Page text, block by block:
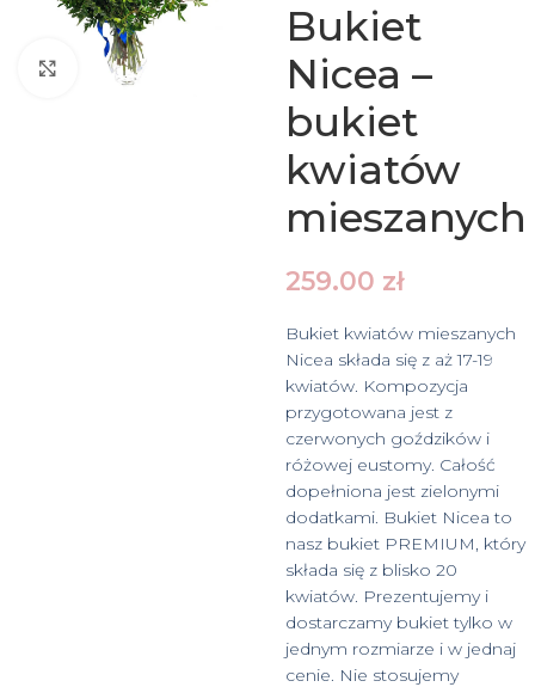
Click to enlarge
Bukiet
Nicea –
bukiet
kwiatów
mieszanych
259.00 zł
Bukiet kwiatów mieszanych
Nicea składa się z aż 17-19
kwiatów. Kompozycja
przygotowana jest z
czerwonych goździków i
różowej eustomy. Całość
dopełniona jest zielonymi
dodatkami. Bukiet Nicea to
nasz bukiet PREMIUM, który
składa się z blisko 20
kwiatów. Prezentujemy i
dostarczamy bukiet tylko w
jednym rozmiarze i w jednaj
cenie. Nie stosujemy